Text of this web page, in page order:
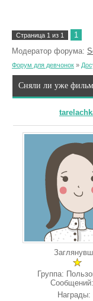
Страница 1 из 1
1
Модератор форума:
Форум для девчонок »
Сняли ли уже
Группа:
Сообщений:
Награды: